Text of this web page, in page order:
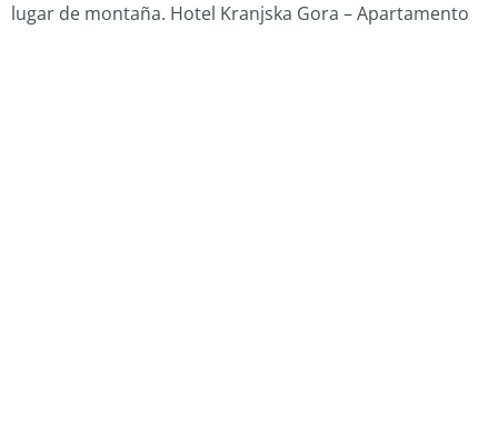
lugar de montaña. Hotel Kranjska Gora – Apartamento